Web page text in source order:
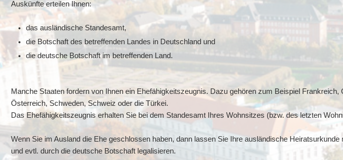
Auskünfte erteilen Ihnen:
das ausländische Standesamt,
die Botschaft des betreffenden Landes in Deutschland und
die deutsche Botschaft im betreffenden Land.
Manche Staaten fordern von Ihnen ein Ehefähigkeitszeugnis. Dazu gehören zum Beispiel
Österreich, Schweden, Schweiz oder die Türkei.
Das Ehefähigkeitszeugnis erhalten Sie bei dem Standesamt Ihres Wohnsitzes (bzw. des letzten
Wenn Sie im Ausland die Ehe geschlossen haben, dann lassen Sie Ihre ausländische
und evtl. durch die deutsche Botschaft legalisieren.